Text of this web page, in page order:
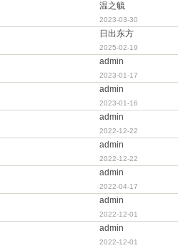
温之毓
2023-03-30
日出东方
2025-02-19
admin
2023-01-17
admin
2023-01-16
admin
2022-12-22
admin
2022-12-22
admin
2022-04-17
admin
2022-12-01
admin
2022-12-01